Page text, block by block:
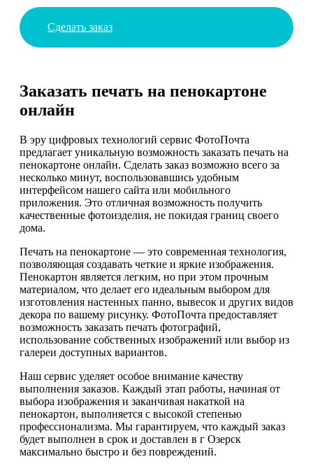
Сделать заказ
Заказать печать на пенокартоне
онлайн
В эру цифровых технологий сервис ФотоПочта
предлагает уникальную возможность заказать печать на
пенокартоне онлайн. Сделать заказ возможно всего за
несколько минут, воспользовавшись удобным
интерфейсом нашего сайта или мобильного
приложения. Это отличная возможность получить
качественные фотоизделия, не покидая границ своего
дома.
Печать на пенокартоне — это современная технология,
позволяющая создавать четкие и яркие изображения.
Пенокартон является легким, но при этом прочным
материалом, что делает его идеальным выбором для
изготовления настенных панно, вывесок и других видов
декора по вашему рисунку. ФотоПочта предоставляет
возможность заказать печать фотографий,
использование собственных изображений или выбор из
галереи доступных вариантов.
Наш сервис уделяет особое внимание качеству
выполнения заказов. Каждый этап работы, начиная от
выбора изображения и заканчивая накаткой на
пенокартон, выполняется с высокой степенью
профессионализма. Мы гарантируем, что каждый заказ
будет выполнен в срок и доставлен в г Озерск
максимально быстро и без повреждений.